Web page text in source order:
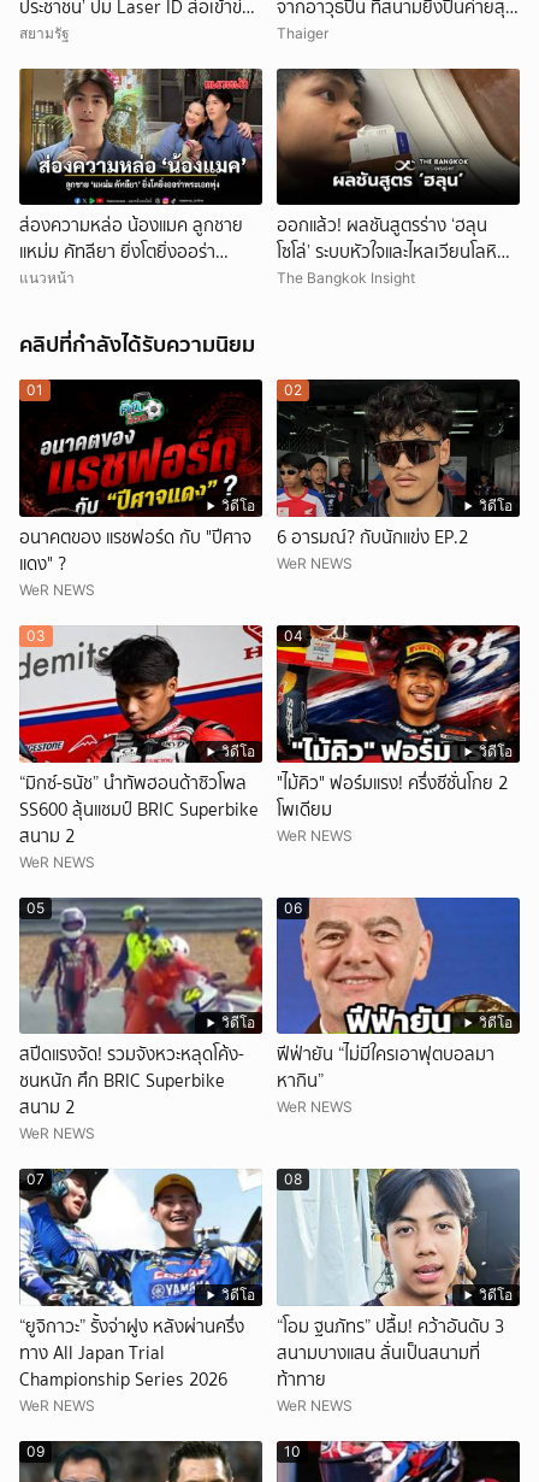
ประชาชน’ ปม Laser ID ส่อเข้าข่าย
ยุบพรรคตาม ม.92
สยามรัฐ
จากอาวุธปืน ที่สนามยิงปืนค่ายสุร
นารี โคราช ตำรวจเร่งสอบสาเหตุ
Thaiger
ส่องความหล่อ น้องแมค ลูกชาย
แหม่ม คัทลียา ยิ่งโตยิ่งออร่า
พระเอกพุ่ง
แนวหน้า
ออกแล้ว! ผลชันสูตรร่าง ‘ฮลุน
โซโล่’ ระบบหัวใจและไหลเวียนโลหิต
ล้มเหลว
The Bangkok Insight
คลิปที่กำลังได้รับความนิยม
วิดีโอ
01
อนาคตของ แรชฟอร์ด กับ "ปีศาจ
แดง" ?
WeR NEWS
วิดีโอ
02
6 อารมณ์? กับนักแข่ง EP.2
WeR NEWS
วิดีโอ
03
“มิกซ์-ธนัช” นำทัพฮอนด้าซิวโพล
SS600 ลุ้นแชมป์ BRIC Superbike
สนาม 2
WeR NEWS
วิดีโอ
04
"ไม้คิว" ฟอร์มแรง! ครึ่งซีซั่นโกย 2
โพเดียม
WeR NEWS
วิดีโอ
05
สปีดแรงจัด! รวมจังหวะหลุดโค้ง-
ชนหนัก ศึก BRIC Superbike
สนาม 2
WeR NEWS
วิดีโอ
06
ฟีฟ่ายัน “ไม่มีใครเอาฟุตบอลมา
หากิน”
WeR NEWS
วิดีโอ
07
“ยูจิกาวะ” รั้งจ่าฝูง หลังผ่านครึ่ง
ทาง All Japan Trial
Championship Series 2026
WeR NEWS
วิดีโอ
08
“โอม ฐนภัทร” ปลื้ม! คว้าอันดับ 3
สนามบางแสน ลั่นเป็นสนามที่
ท้าทาย
WeR NEWS
09 10